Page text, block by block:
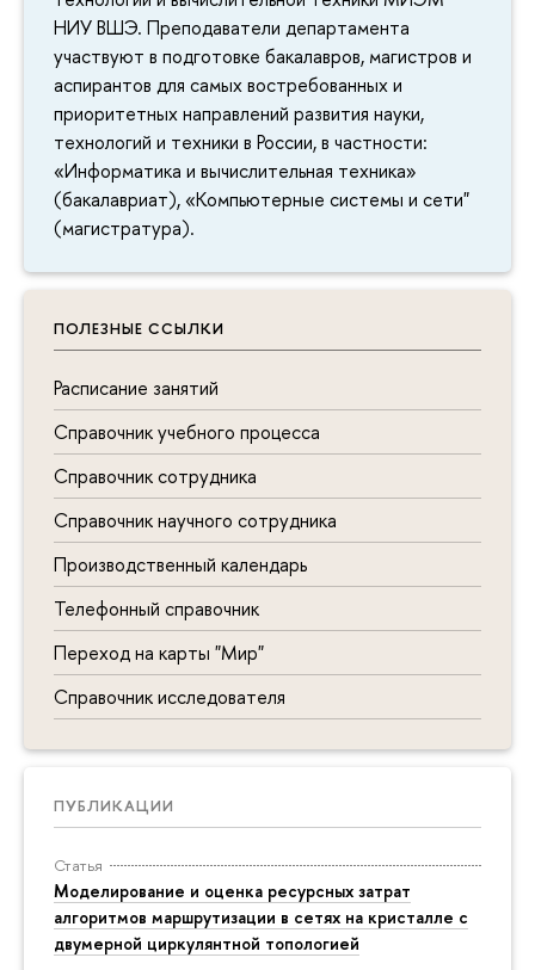
НИУ ВШЭ. Преподаватели департамента
участвуют в подготовке бакалавров, магистров и
аспирантов для самых востребованных и
приоритетных направлений развития науки,
технологий и техники в России, в частности:
«Информатика и вычислительная техника»
(бакалавриат), «Компьютерные системы и сети"
(магистратура).
ПОЛЕЗНЫЕ ССЫЛКИ
Расписание занятий
Справочник учебного процесса
Справочник сотрудника
Справочник научного сотрудника
Производственный календарь
Телефонный справочник
Переход на карты "Мир"
Справочник исследователя
ПУБЛИКАЦИИ
Статья
Моделирование и оценка ресурсных затрат
алгоритмов маршрутизации в сетях на кристалле с
двумерной циркулянтной топологией